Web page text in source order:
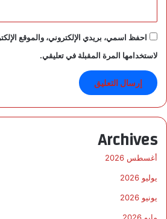
احفظ اسمي، بريدي الإلكتروني، والموقع
لاستخدامها المرة المقبلة في تعليقي.
Archives
أغسطس 2026
يوليو 2026
يونيو 2026